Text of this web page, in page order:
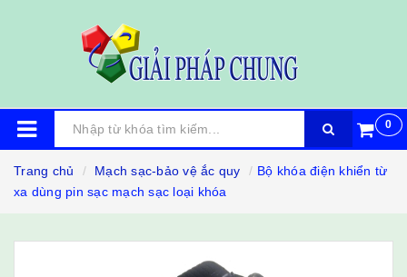
0
Trang chủ Mạch sạc-bảo vệ ắc quy
Bộ khóa điện khiển từ
xa dùng pin sạc mạch sạc loại khóa